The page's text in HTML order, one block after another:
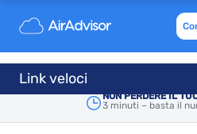
NON PERDERE IL
3 minuti – basta il
Link veloci